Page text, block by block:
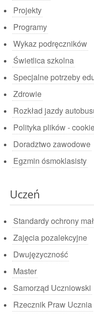
Projekty
Programy
Wykaz podręczników
Świetlica szkolna
Specjalne potrzeby
Zdrowie
Rozkład jazdy
Polityka plików -
Doradztwo zawodowe
Egzmin ósmoklasisty
Uczeń
Standardy ochrony
Zajęcia pozalekcyjne
Dwujęzyczność
Master
Samorząd Uczniowski
Rzecznik Praw Ucznia